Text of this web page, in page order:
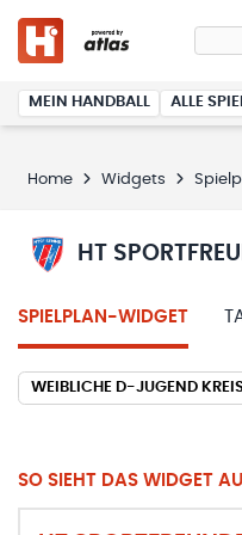
MEIN HANDBALL ALLE
Home Widgets
HT
SPIELPLAN-WIDGET
SO SIEHT DAS WIDGET